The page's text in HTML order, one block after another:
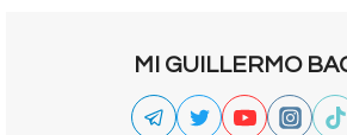
MI GUILLERMO